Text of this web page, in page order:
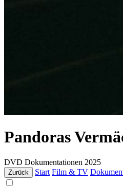
Pandoras
DVD Dokumentationen 2025
Zurück Start Film & TV